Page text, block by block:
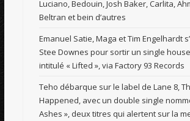
Luciano, Bedouin, Josh Baker, Carlita,
Beltran et bein d’autres
Emanuel Satie, Maga et Tim Engelhardt
Stee Downes pour sortir un single
intitulé « Lifted », via Factory 93 Records
Teho débarque sur le label de Lane 8,
Happened, avec un double single
Ashes », deux titres qui alertent sur la